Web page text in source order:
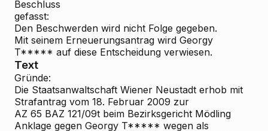
Beschluss
gefasst:
Den Beschwerden wird nicht Folge gegeben.
Mit seinem Erneuerungsantrag wird Georgy
T***** auf diese Entscheidung verwiesen.
Text
Gründe:
Die Staatsanwaltschaft Wiener Neustadt erhob mit
Strafantrag vom 18. Februar 2009 zur
AZ 65 BAZ 121/09t beim Bezirksgericht Mödling
Anklage gegen Georgy T***** wegen als